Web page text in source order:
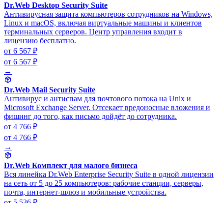
Dr.Web Desktop Security Suite
Антивирусная защита компьютеров сотрудников на Windows,
Linux и macOS, включая виртуальные машины и клиентов
терминальных серверов. Центр управления входит в
лицензию бесплатно.
от 6 567 ₽
от 6 567 ₽
→
Dr.Web Mail Security Suite
Антивирус и антиспам для почтового потока на Unix и
Microsoft Exchange Server. Отсекает вредоносные вложения и
фишинг до того, как письмо дойдёт до сотрудника.
от 4 766 ₽
от 4 766 ₽
→
Dr.Web Комплект для малого бизнеса
Вся линейка Dr.Web Enterprise Security Suite в одной лицензии
на сеть от 5 до 25 компьютеров: рабочие станции, серверы,
почта, интернет-шлюз и мобильные устройства.